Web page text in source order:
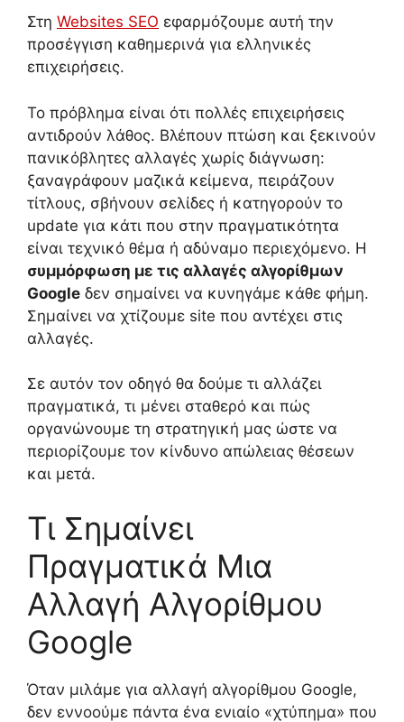
Στη Websites SEO εφαρμόζουμε αυτή την
προσέγγιση καθημερινά για ελληνικές
επιχειρήσεις.
Το πρόβλημα είναι ότι πολλές επιχειρήσεις
αντιδρούν λάθος. Βλέπουν πτώση και ξεκινούν
πανικόβλητες αλλαγές χωρίς διάγνωση:
ξαναγράφουν μαζικά κείμενα, πειράζουν
τίτλους, σβήνουν σελίδες ή κατηγορούν το
update για κάτι που στην πραγματικότητα
είναι τεχνικό θέμα ή αδύναμο περιεχόμενο. Η
συμμόρφωση με τις αλλαγές αλγορίθμων
Google δεν σημαίνει να κυνηγάμε κάθε φήμη.
Σημαίνει να χτίζουμε site που αντέχει στις
αλλαγές.
Σε αυτόν τον οδηγό θα δούμε τι αλλάζει
πραγματικά, τι μένει σταθερό και πώς
οργανώνουμε τη στρατηγική μας ώστε να
περιορίζουμε τον κίνδυνο απώλειας θέσεων
και μετά.
Τι Σημαίνει
Πραγματικά Μια
Αλλαγή Αλγορίθμου
Google
Όταν μιλάμε για αλλαγή αλγορίθμου Google,
δεν εννοούμε πάντα ένα ενιαίο «χτύπημα» που